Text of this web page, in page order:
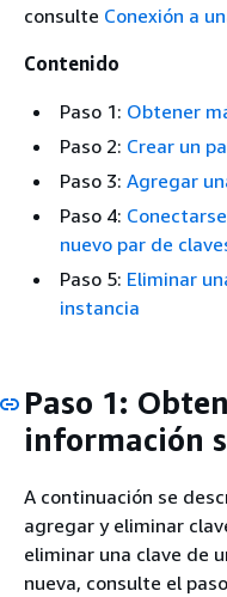
consulte Conexión a
Contenido
Paso 1: Obtener
Paso 2: Crear un
Paso 3: Agregar
Paso 4:
nuevo par de
Paso 5: Eliminar
instancia
Paso 1:
información
A continuación se
agregar y eliminar
eliminar una clave de
nueva, consulte el